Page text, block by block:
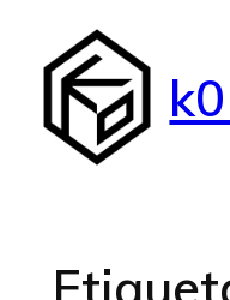
contenido